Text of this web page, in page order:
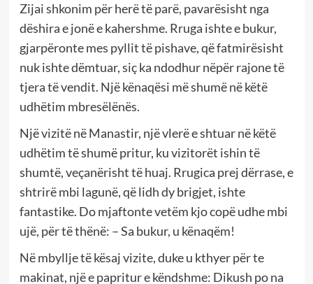
Zijai shkonim për herë të parë, pavarësisht nga
dëshira e jonë e kahershme. Rruga ishte e bukur,
gjarpëronte mes pyllit të pishave, që fatmirësisht
nuk ishte dëmtuar, siç ka ndodhur nëpër rajone të
tjera të vendit. Një kënaqësi më shumë në këtë
udhëtim mbresëlënës.
Një vizitë në Manastir, një vlerë e shtuar në këtë
udhëtim të shumë pritur, ku vizitorët ishin të
shumtë, veçanërisht të huaj. Rrugica prej dërrase, e
shtrirë mbi lagunë, që lidh dy brigjet, ishte
fantastike. Do mjaftonte vetëm kjo copë udhe mbi
ujë, për të thënë: – Sa bukur, u kënaqëm!
Në mbyllje të kësaj vizite, duke u kthyer për te
makinat, një e papritur e këndshme: Dikush po na